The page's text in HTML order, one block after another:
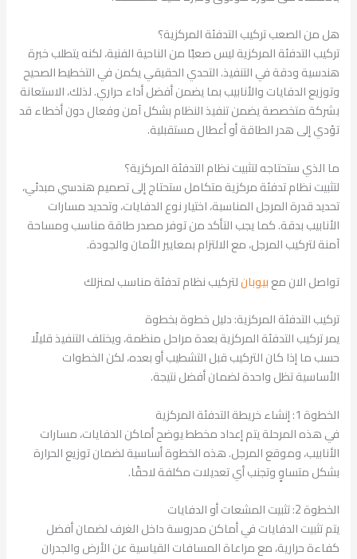
هل من الصعب تركيب التدفئة المركزية؟
تركيب التدفئة المركزية ليس صعبًا من الناحية الفنية، لكنه يتطلب خبرة
هندسية ودقة في التنفيذ. التحدي الحقيقي يكمن في التخطيط الصحيح
وتوزيع الدفايات والأنابيب بما يضمن أفضل أداء حراري. لذلك، الاستعانة
بشركة متخصصة يضمن تنفيذ النظام بشكل آمن وفعال دون أخطاء قد
تؤدي إلى هدر الطاقة أو أعطال مستقبلية.
ما الذي ستحتاجه لتثبيت نظام التدفئة المركزية؟
لتثبيت نظام تدفئة مركزية متكامل ستحتاج إلى تصميم هندسي مبدئي،
تحديد قدرة المرجل المناسبة، اختيار نوع الدفايات، وتحديد مسارات
الأنابيب بدقة. كما يجب التأكد من توفر مصدر طاقة مناسب ومساحة
آمنة لتركيب المرجل، مع الالتزام بمعايير الأمان والجودة.
تواصل الان معبيوبانلتركيب نظام تدفئة مناسب لمنزلك
تركيب التدفئة المركزية: دليل خطوة بخطوة
يمر تركيب التدفئة المركزية بعدة مراحل منظمة، ويختلف التنفيذ قليلًا
حسب ما إذا كان التركيب قبل التشطيب أو بعده، لكن الخطوات
الأساسية تظل واحدة لضمان أفضل نتيجة.
الخطوة 1: إنشاء خريطة التدفئة المركزية
في هذه المرحلة يتم إعداد مخطط يوضح أماكن الدفايات، مسارات
الأنابيب، وموقع المرجل. هذه الخطوة أساسية لضمان توزيع الحرارة
بشكل متساوٍ وتجنب أي تعديلات مكلفة لاحقًا.
الخطوة 2: تثبيت المشعات أو الدفايات
يتم تثبيت الدفايات في أماكن مدروسة داخل الغرف لضمان أفضل
كفاءة حرارية، مع مراعاة المسافات القياسية عن الأرض والجدران